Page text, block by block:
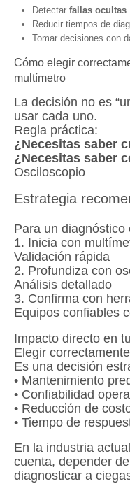
Detectar fallas ocultas
Reducir tiempos de
Tomar decisiones con
Cómo elegir
multímetro
La decisión no es
usar cada uno.
Regla práctica:
¿Necesitas saber
¿Necesitas saber
Osciloscopio
Estrategia
Para un diagnóstico
1. Inicia con
Validación rápida
2. Profundiza con
Análisis detallado
3. Confirma con
Equipos confiables
Impacto directo en
Elegir
Es una decisión
• Mantenimiento
• Confiabilidad
• Reducción de
• Tiempo de
En la industria
cuenta, depender
diagnosticar a